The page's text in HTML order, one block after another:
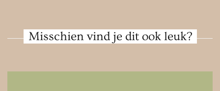
Misschien vind je dit ook leuk?